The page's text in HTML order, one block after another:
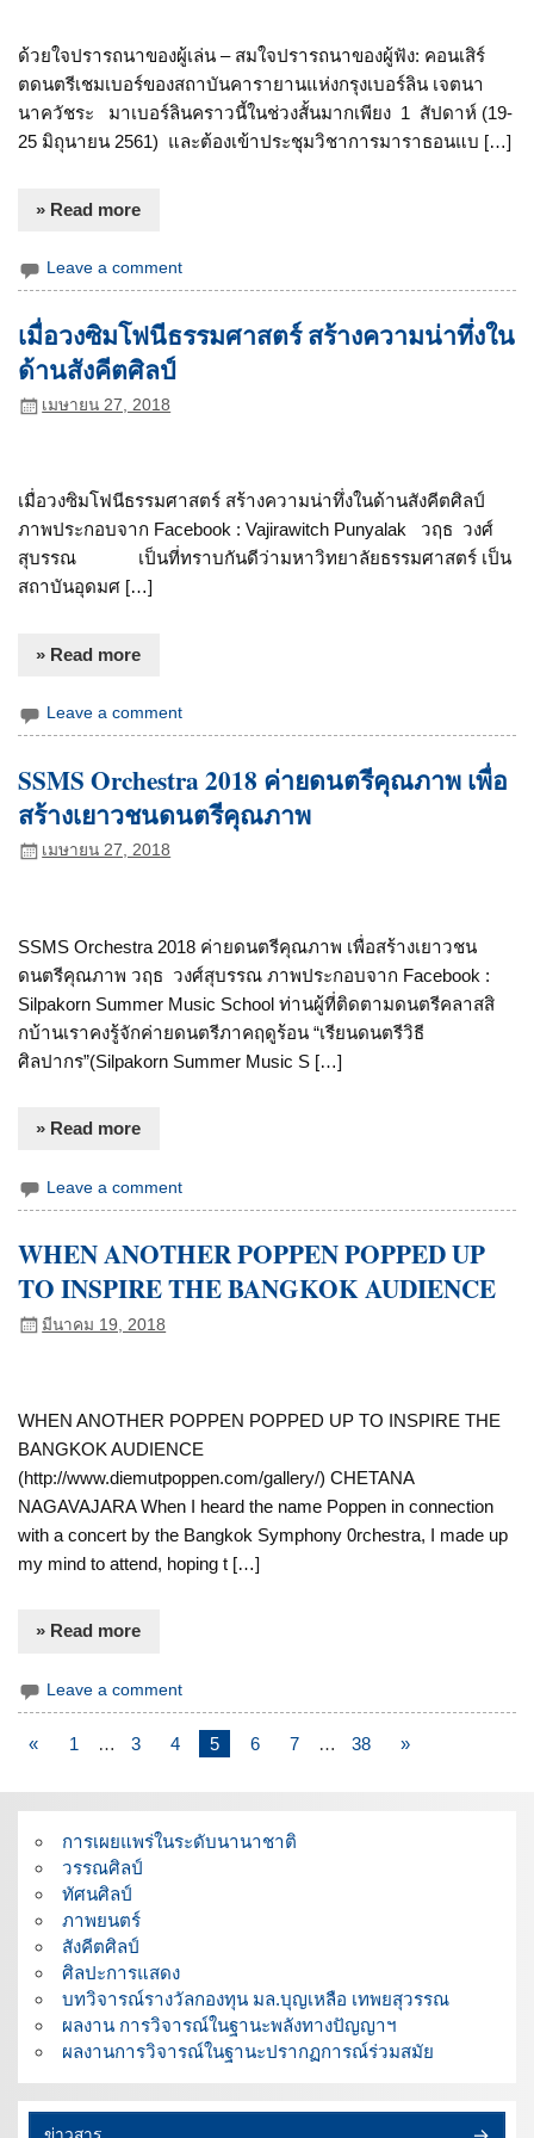
ด้วยใจปรารถนาของผู้เล่น – สมใจปรารถนาของผู้ฟัง: คอนเสิร์
ตดนตรีเชมเบอร์ของสถาบันคารายานแห่งกรุงเบอร์ลิน เจตนา
นาควัชระ มาเบอร์ลินคราวนี้ในช่วงสั้นมากเพียง 1 สัปดาห์ (19-
25 มิถุนายน 2561) และต้องเข้าประชุมวิชาการมาราธอนแบ […]
» Read more
Leave a comment
เมื่อวงซิมโฟนีธรรมศาสตร์ สร้างความน่าทึ่งใน
ด้านสังคีตศิลป์
เมษายน 27, 2018
เมื่อวงซิมโฟนีธรรมศาสตร์ สร้างความน่าทึ่งในด้านสังคีตศิลป์
ภาพประกอบจาก Facebook : Vajirawitch Punyalak วฤธ วงศ์
สุบรรณ เป็นที่ทราบกันดีว่ามหาวิทยาลัยธรรมศาสตร์ เป็น
สถาบันอุดมศ […]
» Read more
Leave a comment
SSMS Orchestra 2018 ค่ายดนตรีคุณภาพ เพื่อ
สร้างเยาวชนดนตรีคุณภาพ
เมษายน 27, 2018
SSMS Orchestra 2018 ค่ายดนตรีคุณภาพ เพื่อสร้างเยาวชน
ดนตรีคุณภาพ วฤธ วงศ์สุบรรณ ภาพประกอบจาก Facebook :
Silpakorn Summer Music School ท่านผู้ที่ติดตามดนตรีคลาสสิ
กบ้านเราคงรู้จักค่ายดนตรีภาคฤดูร้อน “เรียนดนตรีวิธี
ศิลปากร”(Silpakorn Summer Music S […]
» Read more
Leave a comment
WHEN ANOTHER POPPEN POPPED UP
TO INSPIRE THE BANGKOK AUDIENCE
มีนาคม 19, 2018
WHEN ANOTHER POPPEN POPPED UP TO INSPIRE THE
BANGKOK AUDIENCE
(http://www.diemutpoppen.com/gallery/) CHETANA
NAGAVAJARA When I heard the name Poppen in connection
with a concert by the Bangkok Symphony 0rchestra, I made up
my mind to attend, hoping t […]
» Read more
Leave a comment
« 1 … 3 4 5 6 7 … 38 »
การเผยแพร่ในระดับนานาชาติ
วรรณศิลป์
ทัศนศิลป์
ภาพยนตร์
สังคีตศิลป์
ศิลปะการแสดง
บทวิจารณ์รางวัลกองทุน มล.บุญเหลือ เทพยสุวรรณ
ผลงาน การวิจารณ์ในฐานะพลังทางปัญญาฯ
ผลงานการวิจารณ์ในฐานะปรากฏการณ์ร่วมสมัย